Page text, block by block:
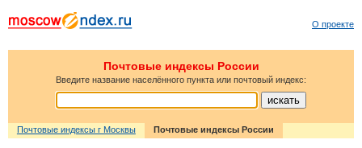
О проекте
Почтовые индексы России
Введите название населённого пункта или почтовый индекс:
Почтовые индексы г Москвы Почтовые индексы России